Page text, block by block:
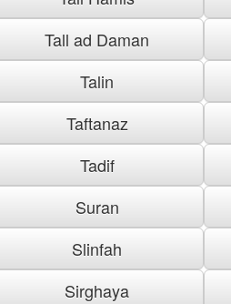
Tall ad Daman
Talin
Taftanaz
Tadif
Suran
Slinfah
Sirghaya